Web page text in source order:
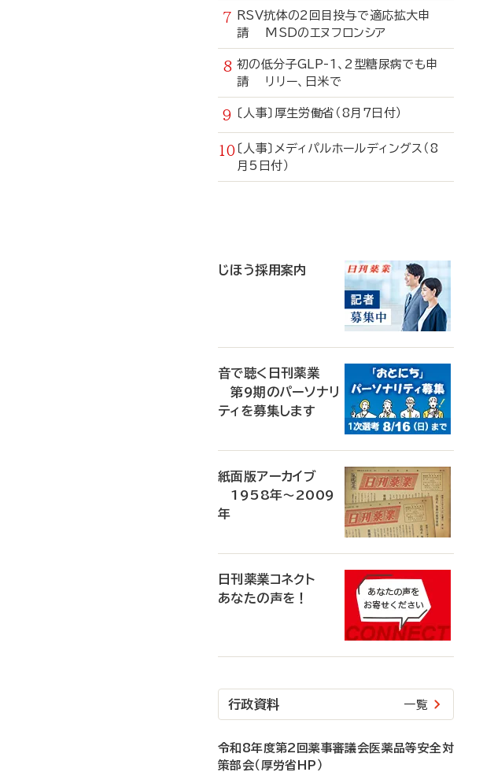
RSV抗体の2回目投与で適応拡大申
請 MSDのエヌフロンシア
初の低分子GLP-1、2型糖尿病でも申
請 リリー、日米で
〔人事〕厚生労働省（8月7日付）
〔人事〕メディパルホールディングス（8
月5日付）
じほう採用案内
音で聴く日刊薬業
第9期のパーソナリ
ティを募集します
紙面版アーカイブ
1958年～2009
年
日刊薬業コネクト
あなたの声を！
行政資料 一覧
令和8年度第2回薬事審議会医薬品等安全対
策部会（厚労省HP）